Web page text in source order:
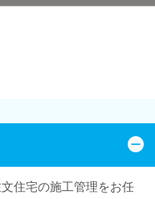
住宅の施工管理をお任